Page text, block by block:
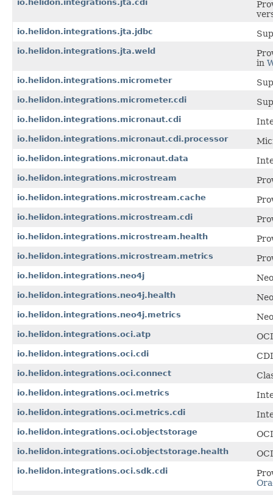
io.helidon.integrations.jta.cdi
io.helidon.integrations.jta.jdbc
io.helidon.integrations.jta.weld
in
io.helidon.integrations.micrometer
io.helidon.integrations.micrometer.cdi
io.helidon.integrations.micronaut.cdi
io.helidon.integrations.micronaut.cdi.processor
io.helidon.integrations.micronaut.data
io.helidon.integrations.microstream
io.helidon.integrations.microstream.cache
io.helidon.integrations.microstream.cdi
io.helidon.integrations.microstream.health
io.helidon.integrations.microstream.metrics
io.helidon.integrations.neo4j
io.helidon.integrations.neo4j.health
io.helidon.integrations.neo4j.metrics
io.helidon.integrations.oci.atp
io.helidon.integrations.oci.cdi
io.helidon.integrations.oci.connect
io.helidon.integrations.oci.metrics
io.helidon.integrations.oci.metrics.cdi
io.helidon.integrations.oci.objectstorage
io.helidon.integrations.oci.objectstorage.health
io.helidon.integrations.oci.sdk.cdi